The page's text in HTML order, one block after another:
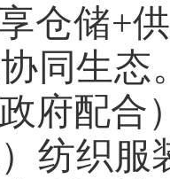
仓储+
同生态
府配合）
）纺织